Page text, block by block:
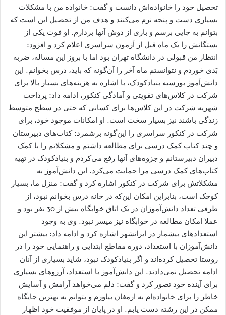
تحصیل خود را خانواده‌اش دانست و گفت: خانواده من با مشکلات
بسیاری دست و پنجه نرم می‌کنند و هدف من از تحصیل این است که
بتوانم به جایی برسم و باری از دوش آنها بردارم. او فوت یکی از
بستگانش را یک ماه قبل از آزمون سراسری اعلام کرد و افزود:
انتظار من قبولی در دانشگاه تهران بود اما با بروز این مساله، ضربه
بَدی خوردم و نتوانستم ماه آخر را آن‌گونه که باید، درس بخوانم. اين
دانش‌آموز بورسیه بنیادکودک، با اشاره به هزینه‌های بسیار بالا برای
شرکت در کلاس‌های تقویتی و آمادگی کنکور، ادامه داد: پرداخت
شهریه شرکت در این کلاس‌ها برای کسانی که حتی در سطح متوسط
زندگی باشند نیز بسیار سخت است. او امکانات موجود خود، برای
شرکت در کنکور سراسری را این‌گونه برشمرد: کتاب‌های دبیرستان
و چند کتاب کمک درسی برای مطالعه داشتم و مشکلاتم را با کمک
دبیران دبیرستانم و جزوه‌های آنها رفع می‌کردم و بنیادکودک در تهیه
کتاب‌های کمک درسی مرا حمایت می‌کرد. این دانش‌آموز به
مشکلاتش برای شرکت در کنکور اشاره کرد و گفت: منزل ما، بسیار
کوچک است، بنابراین امکان این‌که در خانه درس بخوانم نبود، از
طرفی تعداد دانش‌آموزان در یک اتاق خوابگاه بیش از 30 نفر بود و
عملا امکان مطالعه در خوابگاه نیز میسر نبود. وی به وجود
استعدادهای بیشمار در ایرانشهر اشاره کرد و ادامه داد: بیشتر این
دانش‌آموزان با استعداد، دوره مقاطع ابتدایی و راهنمایی خود را در
روستا تحصیل کرده‌اند و اگر بنیادکودک نبود، شاید بسیاری از آنان
ادامه تحصیل نمی‌دادند. این دانش‌آموز با استعداد، آرزوهای بسیاری
برای آینده خود تصور کرد و گفت: دلم می‌خواهد آرامش و آسایش
خاطر را برای خانواده‌ام به ارمغان بیاورم و بتوانم به بهترین جایگاه
ممکن در این رشته دست یابم. او در پایان از موفقیت خود اظهار